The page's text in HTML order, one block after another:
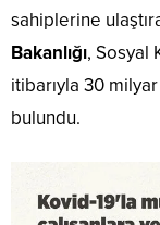
sahiplerine
Bakanlığı, Sosyal
itibarıyla 30
bulundu.